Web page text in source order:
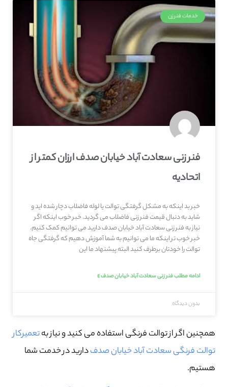
خدمات فنرزن
فنر زنی سعادت آباد خیابان صدف ارزان کمتر از
اتحادیه
خبر بد اینکه به مشکل گرفتگی توالت یا لوله فاضلاب دچار شده اید و
شاید به دنبال قیمت فنر زنی فاضلاب می گردید. خبر خوب اینکه اگر
نیاز به فنر زنی سعادت آباد خیابان صدف دارید می توانیم کمک کنیم.
خبر خوب تر اینکه ما می توانیم به شما آموزش دهیم که گرفتگی جاه
توالت را خودتان برطرف کنید البته پیشنهاد ما این
ادامه مطلب فنر زنی سعادت آباد خیابان صدف »
بدون دیدگاه
همچنین اگر از توالت فرنگی استفاده می کنید و نیاز بهتعمیرکار
توالت فرنگی سعادت آباد خیابان صدفدارید در خدمت شما
هستیم.